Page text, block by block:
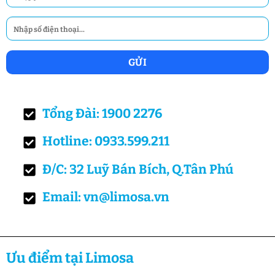
Tổng Đài: 1900 2276
Hotline: 0933.599.211
Đ/C: 32 Luỹ Bán Bích, Q.Tân Phú
Email: vn@limosa.vn
Ưu điểm tại Limosa